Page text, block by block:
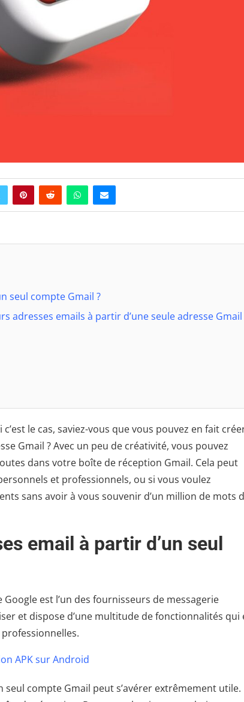
seul compte Gmail ?
adresses emails à partir d’une seule adresse Gmail
le cas, saviez-vous que vous pouvez en fait
Gmail ? Avec un peu de créativité, vous pouvez
dans votre boîte de réception Gmail. Cela peut
et professionnels, ou si vous voulez
sans avoir à vous souvenir d’un million de mots
email à partir d’un seul
Google est l’un des fournisseurs de messagerie
et dispose d’une multitude de fonctionnalités qui
APK sur Android
compte Gmail peut s’avérer extrêmement utile.